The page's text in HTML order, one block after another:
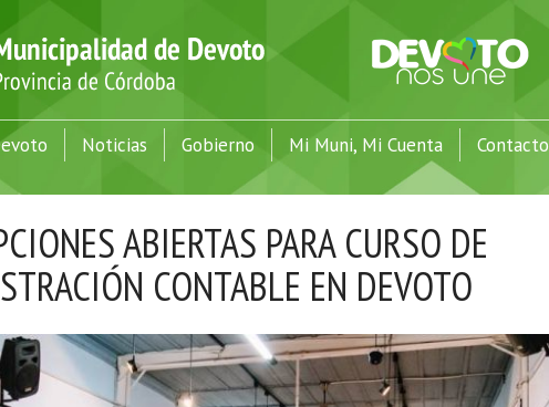
Noticias Gobierno Mi Muni, Mi Cuenta Contacto
ABIERTAS PARA CURSO DE
CONTABLE EN DEVOTO